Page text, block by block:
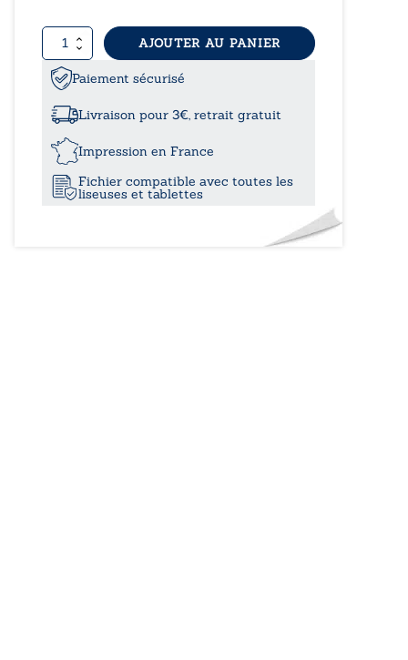
9,99€
quantité
de
fleur
de
au
des
mots
AJOUTER AU PANIER
Paiement sécurisé
Livraison pour 3€, retrait gratuit
Impression en France
Fichier compatible avec toutes les
liseuses et tablettes